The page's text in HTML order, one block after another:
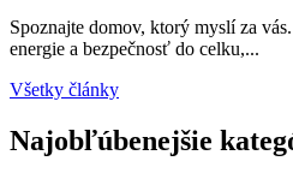
Spoznajte domov, ktorý myslí za
energie a bezpečnosť do celku,...
Všetky články
Najobľúbenejšie